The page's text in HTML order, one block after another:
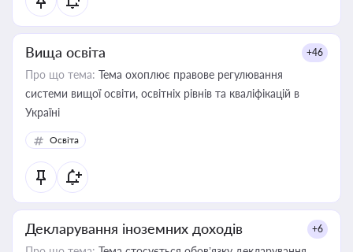
Вища освіта +46
Про що тема: Тема охоплює правове регулювання
системи вищої освіти, освітніх рівнів та кваліфікацій в
Україні
Освіта
Декларування іноземних доходів +6